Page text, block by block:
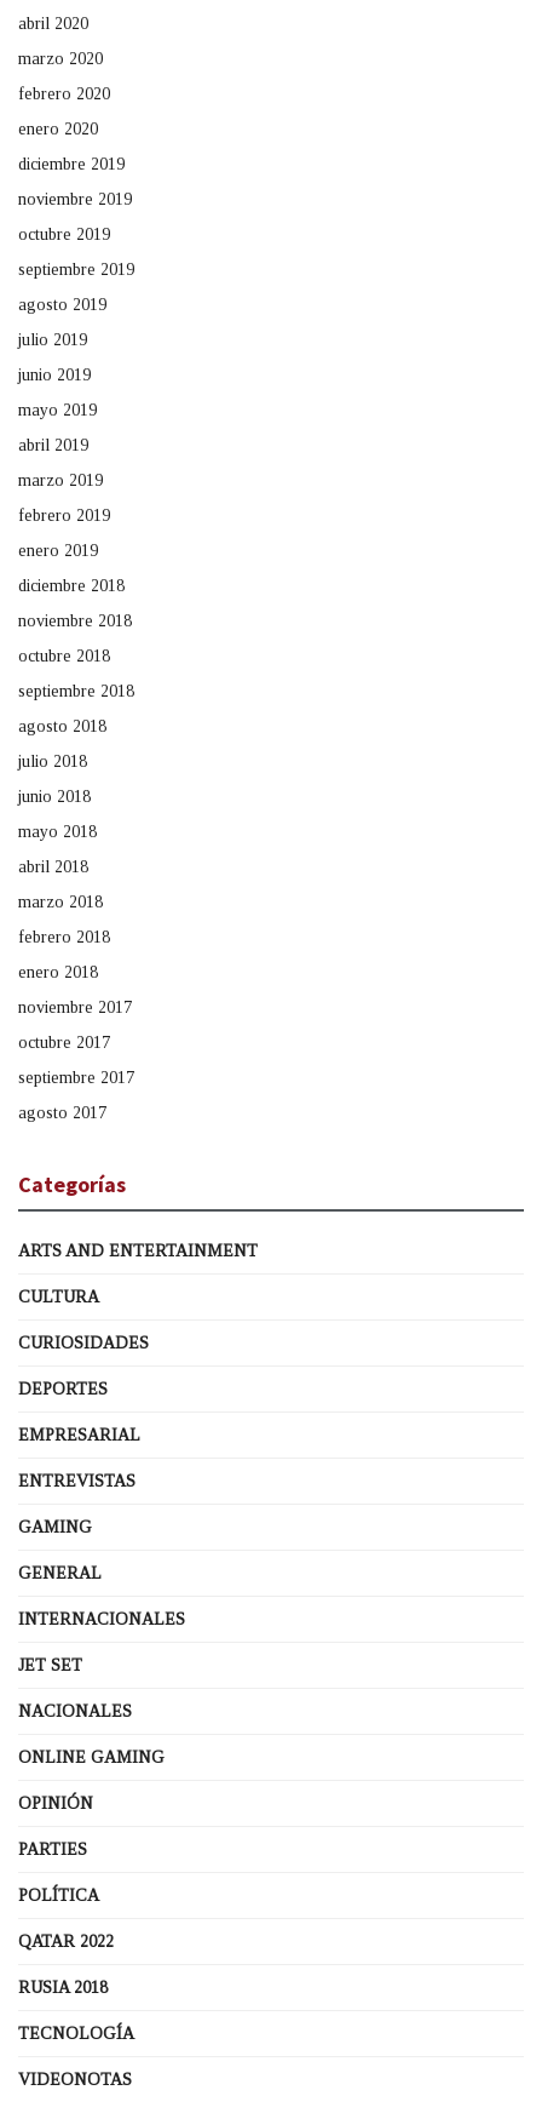
abril 2020
marzo 2020
febrero 2020
enero 2020
diciembre 2019
noviembre 2019
octubre 2019
septiembre 2019
agosto 2019
julio 2019
junio 2019
mayo 2019
abril 2019
marzo 2019
febrero 2019
enero 2019
diciembre 2018
noviembre 2018
octubre 2018
septiembre 2018
agosto 2018
julio 2018
junio 2018
mayo 2018
abril 2018
marzo 2018
febrero 2018
enero 2018
noviembre 2017
octubre 2017
septiembre 2017
agosto 2017
Categorías
ARTS AND ENTERTAINMENT
CULTURA
CURIOSIDADES
DEPORTES
EMPRESARIAL
ENTREVISTAS
GAMING
GENERAL
INTERNACIONALES
JET SET
NACIONALES
ONLINE GAMING
OPINIÓN
PARTIES
POLÍTICA
QATAR 2022
RUSIA 2018
TECNOLOGÍA
VIDEONOTAS